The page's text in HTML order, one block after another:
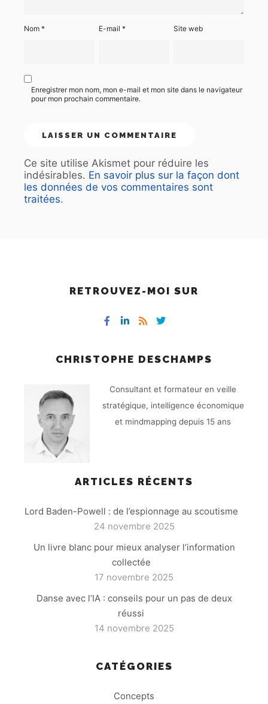
Nom * E-mail* Site web
Enregistrer mon nom, mon e-mail et mon site dans le navigateur
pour mon prochain commentaire.
Ce site utilise Akismet pour réduire les
indésirables. En savoir plus sur la façon dont
les données de vos commentaires sont
traitées.
RETROUVEZ-MOI SUR
CHRISTOPHE DESCHAMPS
Consultant et formateur en veille
stratégique, intelligence économique
et mindmapping depuis 15 ans
ARTICLES RÉCENTS
Lord Baden-Powell : de l’espionnage au scoutisme
24 novembre 2025
Un livre blanc pour mieux analyser l’information
collectée
17 novembre 2025
Danse avec l’IA : conseils pour un pas de deux
réussi
14 novembre 2025
CATÉGORIES
Concepts